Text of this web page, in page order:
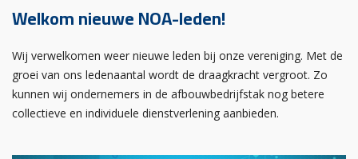
Welkom nieuwe NOA-leden!
Wij verwelkomen weer nieuwe leden bij onze vereniging. Met de
groei van ons ledenaantal wordt de draagkracht vergroot. Zo
kunnen wij ondernemers in de afbouwbedrijfstak nog betere
collectieve en individuele dienstverlening aanbieden.